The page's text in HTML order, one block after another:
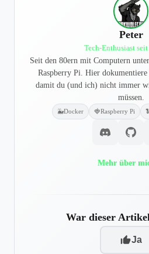
Peter
Tech-Enthusiast
Seit den 80ern mit Computern
Raspberry Pi. Hier
damit du (und ich) nicht immer
müssen.
🐳Docker 🍓Raspberry Pi
Mehr über
War dieser
Ja